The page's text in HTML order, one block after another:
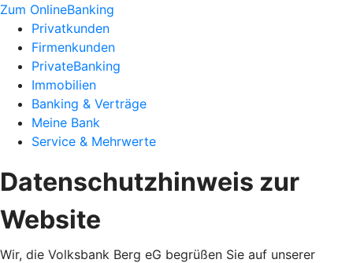
Zum OnlineBanking
Privatkunden
Firmenkunden
PrivateBanking
Immobilien
Banking & Verträge
Meine Bank
Service & Mehrwerte
Datenschutzhinweis zur
Website
Wir, die Volksbank Berg eG begrüßen Sie auf unserer